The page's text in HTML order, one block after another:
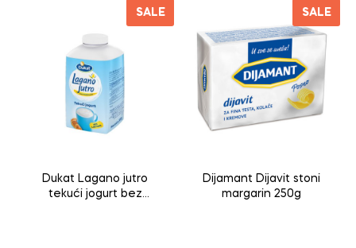
SALE
Dukat Lagano jutro
tekući jogurt bez
SALE
Dijamant Dijavit stoni
margarin 250g